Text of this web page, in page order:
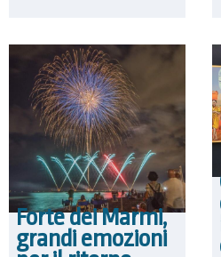
Forte dei Marmi,
grandi emozioni